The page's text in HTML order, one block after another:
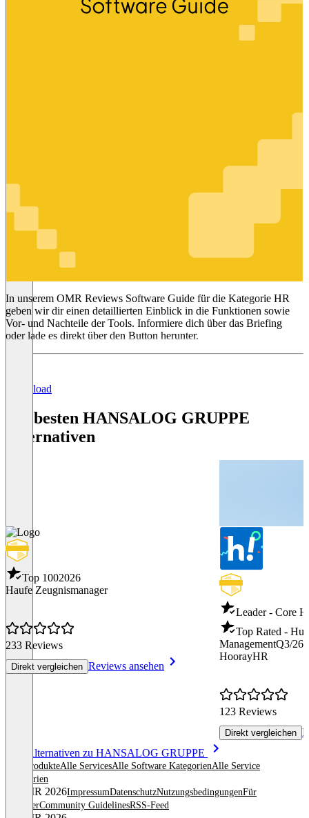
HR
In unserem OMR Reviews Software Guide für die Kategorie HR
geben wir dir einen detaillierten Einblick in die Funktionen sowie
Vor- und Nachteile der Tools. Informiere dich über das Briefing
oder lade es direkt über den Button herunter.
Download
Die besten HANSALOG GRUPPE
Alternativen
Top 1002026
Haufe Zeugnismanager
233 Reviews
Direkt vergleichen Reviews ansehen
Leader - Core
Top Rated -
ManagementQ3/26
HoorayHR
123 Reviews
Direkt vergleichen
Alle Alternativen zu HANSALOG GRUPPE
Alle ProdukteAlle ServicesAlle Software KategorienAlle Service
Kategorien
© OMR 2026ImpressumDatenschutzNutzungsbedingungenFür
AnbieterCommunity GuidelinesRSS-Feed